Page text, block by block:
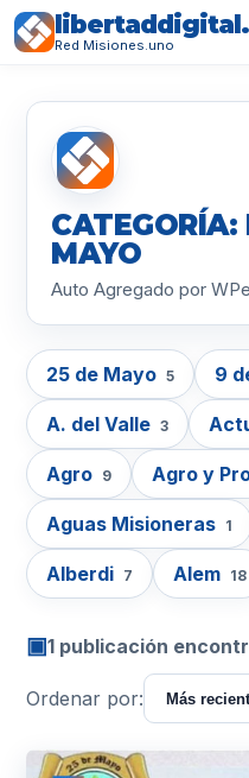
Red Misiones.uno
CATEGORÍA:
MAYO
Auto Agregado por
25 de Mayo 5 9
A. del Valle 3
Agro 9 Agro y
Aguas Misioneras 1
Alberdi 7 Alem 18
▣1 publicación
Ordenar por: